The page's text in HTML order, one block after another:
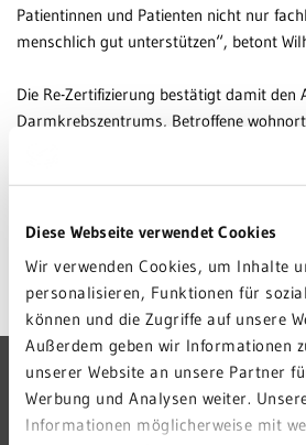
Diese Webseite verwendet Cookies
Wir verwenden Cookies, um Inhalte
personalisieren, Funktionen für
können und die Zugriffe auf unsere
Außerdem geben wir Informationen
unserer Website an unsere Partner
Werbung und Analysen weiter.
Informationen möglicherweise mit
Patientinnen und Patienten nicht nur
menschlich gut unterstützen“, betont
Die Re-Zertifizierung bestätigt damit den
Darmkrebszentrums, Betroffene
ZURÜCK ZUR ÜBERSICHT
GRN-VERBUND
GRN 4 FUTURE